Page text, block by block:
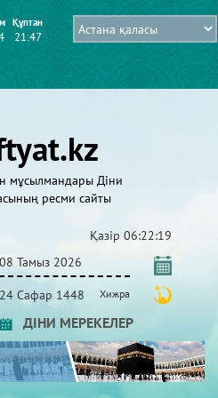
Құптан
21:47
мұсылмандары Діни
ресми сайты
Қазір 06:22:20
08 Тамыз 2026
24 Сафар 1448 Хижра
ДІНИ МЕРЕКЕЛЕР